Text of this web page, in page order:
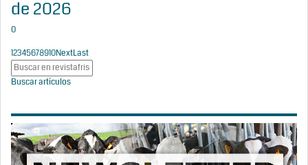
de 2026
0
12345678910NextLast
Buscar artículos